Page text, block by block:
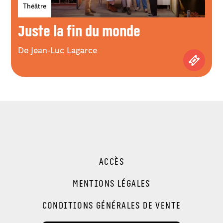
Juste la fin du monde
Théâtre
De Jean-Luc Lagarce
ACCÈS
MENTIONS LÉGALES
CONDITIONS GÉNÉRALES DE VENTE